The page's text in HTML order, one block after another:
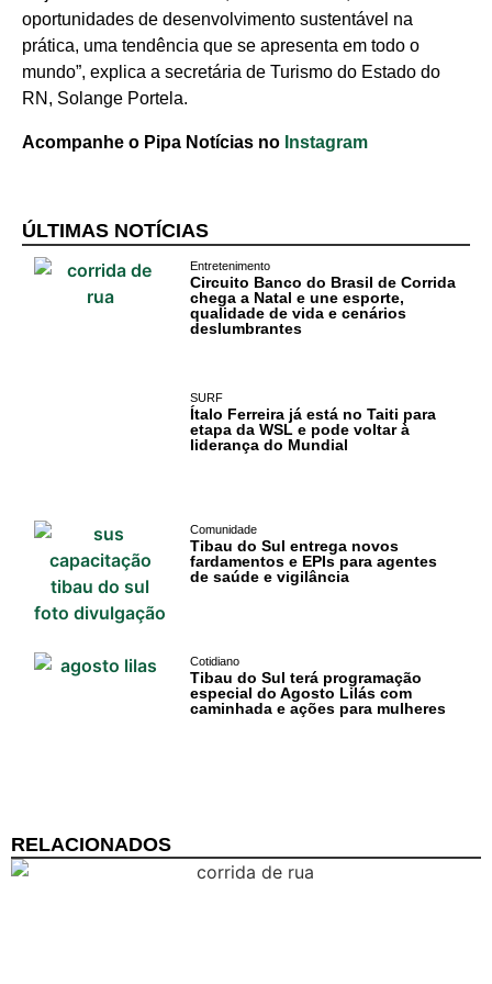
RN
Comércio e
Negócios na
Entretenimento
PIPA
Surf
Gerais
Previsão do
oportunidades de desenvolvimento sustentável na
prática, uma tendência que se apresenta em todo o
mundo”, explica a secretária de Turismo do Estado do
RN, Solange Portela.
Acompanhe o Pipa Notícias no Instagram
ÚLTIMAS NOTÍCIAS
Entretenimento
Circuito Banco do Brasil de Corrida
chega a Natal e une esporte,
qualidade de vida e cenários
deslumbrantes
SURF
Ítalo Ferreira já está no Taiti para
etapa da WSL e pode voltar à
liderança do Mundial
Comunidade
Tibau do Sul entrega novos
fardamentos e EPIs para agentes
de saúde e vigilância
Cotidiano
Tibau do Sul terá programação
especial do Agosto Lilás com
caminhada e ações para mulheres
RELACIONADOS